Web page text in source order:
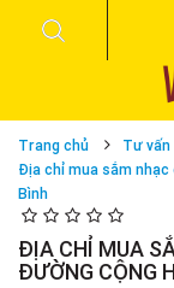
Trang chủ
Tư vấn
Địa chỉ mua sắm
Bình
ĐỊA CHỈ MUA
ĐƯỜNG CỘNG